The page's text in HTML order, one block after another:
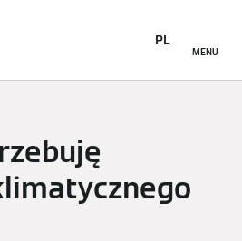
MENU
PL